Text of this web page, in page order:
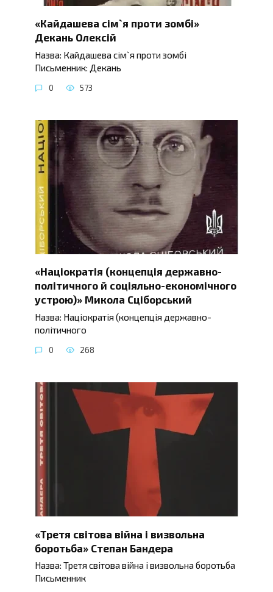
«Кайдашева сім`я проти зомбі»
Декань Олексій
Назва: Кайдашева сім`я проти зомбі
Письменник: Декань
0 573
«Націократія (концепція державно-
політичного й соціяльно-економічного
устрою)» Микола Сціборський
Назва: Націократія (концепція державно-
політичного
0 268
«Третя світова війна і визвольна
боротьба» Степан Бандера
Назва: Третя світова війна і визвольна боротьба
Письменник